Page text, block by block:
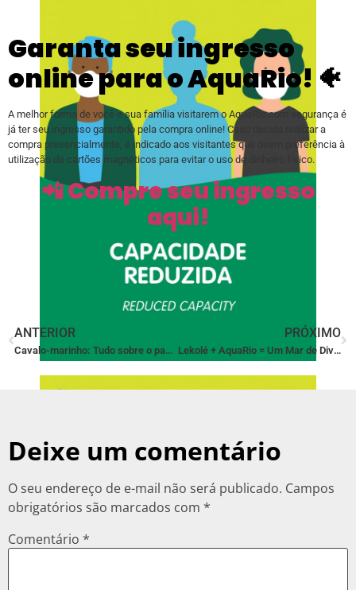
Garanta seu ingresso
online para o AquaRio! 🐠
A melhor forma de você e sua família visitarem o AquaRio com segurança é
já ter seu ingresso garantido pela compra online! Caso decida realizar a
compra presencialmente, é indicado aos visitantes que deem preferência à
utilização de cartões magnéticos para evitar o uso de dinheiro físico.
📲 Compre seu ingresso
aqui!
ANTERIOR
Cavalo-marinho: Tudo sobre o papai mais famoso dos sete mares!
PRÓXIMO
Lekolé + AquaRio = Um Mar de Diversão! Conheça nossa programação especial para a criançada
Deixe um comentário
O seu endereço de e-mail não será publicado. Campos
obrigatórios são marcados com *
Comentário *